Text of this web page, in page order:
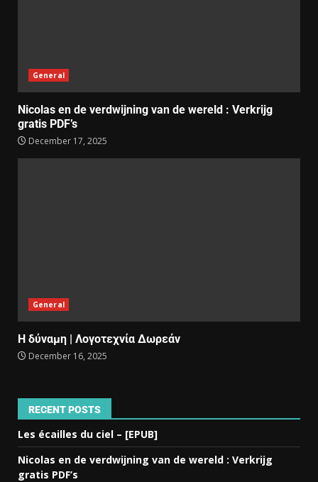
General
Nicolas en de verdwijning van de wereld : Verkrijg
gratis PDF’s
December 17, 2025
General
Η δύναμη | Λογοτεχνία Δωρεάν
December 16, 2025
RECENT POSTS
Les écailles du ciel – [EPUB]
Nicolas en de verdwijning van de wereld : Verkrijg
gratis PDF’s